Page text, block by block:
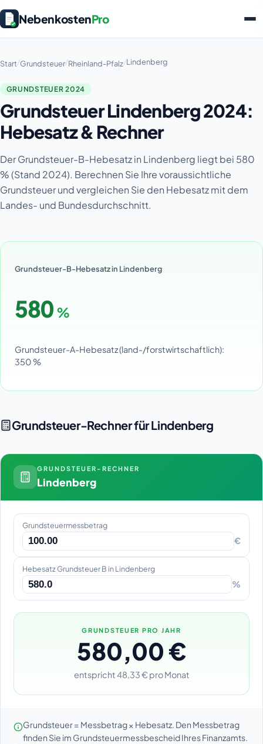
NebenkostenPro
Start/Grundsteuer/Rheinland-Pfalz/Lindenberg
GRUNDSTEUER 2024
Grundsteuer Lindenberg 2024:
Hebesatz & Rechner
Der Grundsteuer-B-Hebesatz in Lindenberg liegt bei 580
% (Stand 2024). Berechnen Sie Ihre voraussichtliche
Grundsteuer und vergleichen Sie den Hebesatz mit dem
Landes- und Bundesdurchschnitt.
Grundsteuer-B-Hebesatz in Lindenberg
580 %
Grundsteuer-A-Hebesatz (land-/forstwirtschaftlich):
350 %
Grundsteuer-Rechner für Lindenberg
GRUNDSTEUER-RECHNER
Lindenberg
Grundsteuermessbetrag
€
Hebesatz Grundsteuer B in Lindenberg
%
GRUNDSTEUER PRO JAHR
580,00 €
entspricht 48,33 € pro Monat
Grundsteuer = Messbetrag × Hebesatz. Den Messbetrag
finden Sie im Grundsteuermessbescheid Ihres Finanzamts.